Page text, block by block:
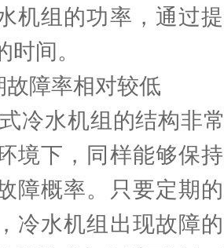
机组的功率，通过
时间。
障率相对较低
冷水机组的结构非
境下，同样能够保
障概率。只要定期
冷水机组出现故障